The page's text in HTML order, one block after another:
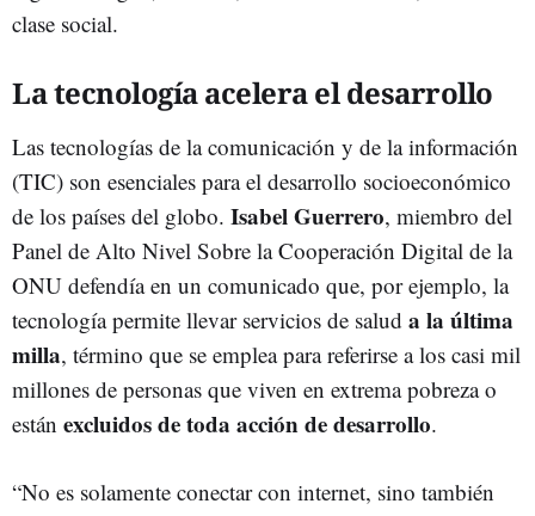
clase social.
La tecnología acelera el desarrollo
Las tecnologías de la comunicación y de la información
(TIC) son esenciales para el desarrollo socioeconómico
de los países del globo. IsabelGuerrero, miembro del
Panel de Alto Nivel Sobre la Cooperación Digital de la
ONU defendía en un comunicado que, por ejemplo, la
tecnología permite llevar servicios de salud a la última
milla, término que se emplea para referirse a los casi mil
millones de personas que viven en extrema pobreza o
están excluidos de toda acción de desarrollo.
“No es solamente conectar con internet, sino también